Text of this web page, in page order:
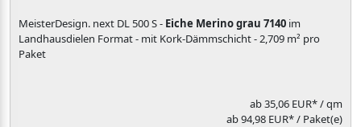
MeisterDesign. next DL 500 S - Eiche Merino grau 7140 im
Landhausdielen Format - mit Kork-Dämmschicht - 2,709 m² pro
Paket
ab35,06 EUR*/ qm
ab 94,98 EUR* / Paket(e)